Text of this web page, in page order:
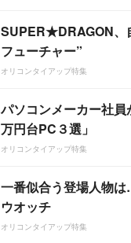
SUPER★DRAGON、
フューチャー”
オリコンタイアップ特集
パソコンメーカー社
万円台PC３選」
オリコンタイアップ特集
一番似合う登場人物
ウオッチ
オリコンタイアップ特集